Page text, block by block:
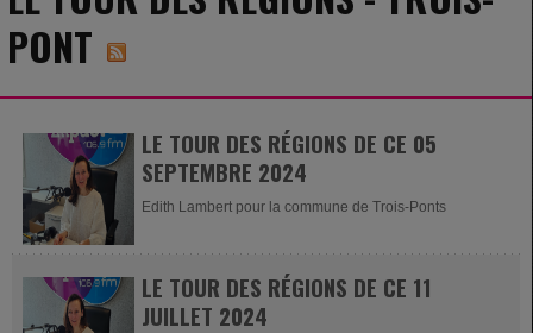
PONT
LE TOUR DES RÉGIONS DE CE 05
SEPTEMBRE 2024
Edith Lambert pour la commune de Trois-Ponts
LE TOUR DES RÉGIONS DE CE 11
JUILLET 2024